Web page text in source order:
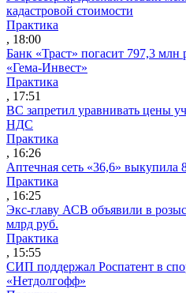
кадастровой стоимости
Практика
, 18:00
Банк «Траст» погасит 797,3
«Гема-Инвест»
Практика
, 17:51
ВС запретил уравнивать цены
НДС
Практика
, 16:26
Аптечная сеть «36,6» выкупила
Практика
, 16:25
Экс-главу АСВ объявили в
млрд руб.
Практика
, 15:55
СИП поддержал Роспатент в
«Нетдолгофф»